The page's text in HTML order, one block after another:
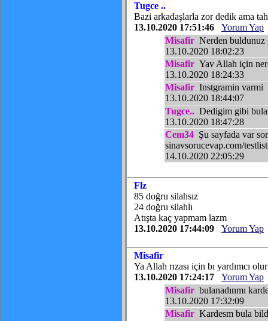
Tugce ..
Bazi arkadaşlarla zor dedik ama
13.10.2020 17:51:46
Yorum Yap
Misafir Nerden buldunuz
13.10.2020 18:02:23
Misafir Yav Allah için
13.10.2020 18:24:33
Misafir Instgramin varmi
13.10.2020 18:44:07
Tugce.. Dedigim gibi
13.10.2020 18:47:28
Cem34 Şu sayfada var
sinavsorucevap.com/
14.10.2020 22:05:29
Flz
85 doğru silahsız
24 doğru silahlı
Atışta kaç yapmam lazm
13.10.2020 17:44:09
Yorum Yap
Misafir
Ya Allah rızası için bı yardımcı
13.10.2020 17:24:17
Yorum Yap
Misafir bulanadınmı
13.10.2020 17:32:09
Misafir Kardesm bula